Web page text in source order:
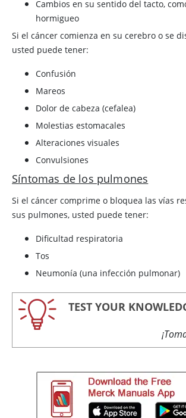
Cambios en su sentido del tacto,
hormigueo
Si el cáncer comienza en su cerebro o se
usted puede tener:
Confusión
Mareos
Dolor de cabeza (cefalea)
Molestias estomacales
Alteraciones visuales
Convulsiones
Síntomas de los pulmones
Si el cáncer comprime o bloquea las vías
sus pulmones, usted puede tener:
Dificultad respiratoria
Tos
Neumonía (una infección pulmonar)
TEST YOUR